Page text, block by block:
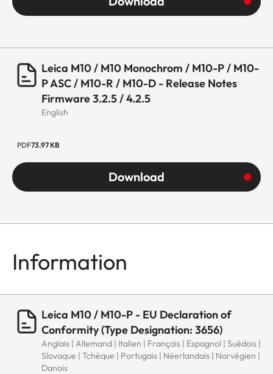
Leica M10 / M10 Monochrom / M10-P / M10-
P ASC / M10-R / M10-D - Release Notes
Firmware 3.2.5 / 4.2.5
English
PDF73.97 KB
Download
Information
Leica M10 / M10-P - EU Declaration of
Conformity (Type Designation: 3656)
Anglais | Allemand | Italien | Français | Espagnol | Suédois |
Slovaque | Tchèque | Portugais | Néerlandais | Norvégien |
Danois